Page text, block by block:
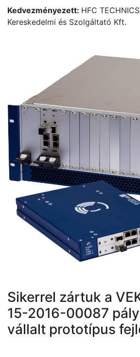
Kedvezményezett: HFC
Kereskedelmi és Szolgáltató Kft.
Sikerrel zártuk a
15-2016-00087
vállalt prototípus